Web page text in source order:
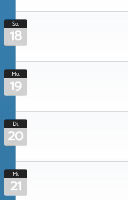
So.
18
Mo.
19
Di.
20
Mi.
21